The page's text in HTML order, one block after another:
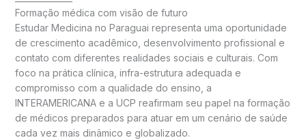
Formação médica com visão de futuro
Estudar Medicina no Paraguai representa uma oportunidade
de crescimento acadêmico, desenvolvimento profissional e
contato com diferentes realidades sociais e culturais. Com
foco na prática clínica, infra-estrutura adequada e
compromisso com a qualidade do ensino, a
INTERAMERICANA e a UCP reafirmam seu papel na formação
de médicos preparados para atuar em um cenário de saúde
cada vez mais dinâmico e globalizado.